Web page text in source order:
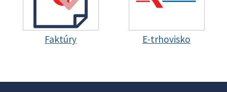
Faktúry E-trhovisko